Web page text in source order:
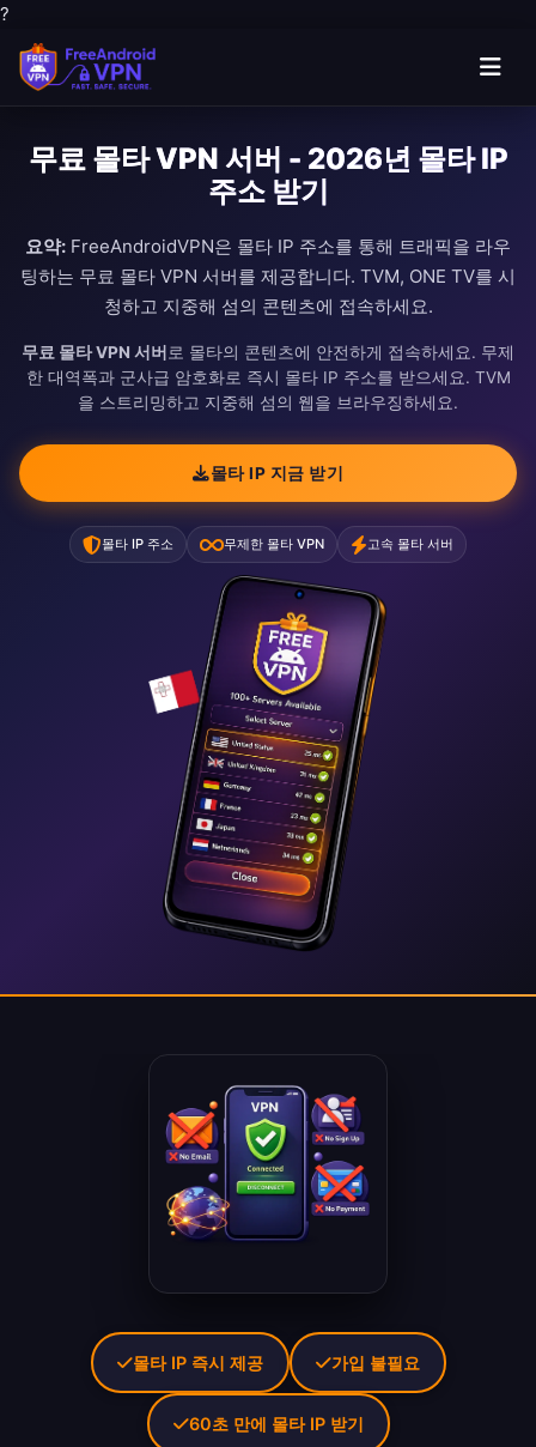
?
무료 몰타 VPN 서버 - 2026년 몰타 IP
주소 받기
요약: FreeAndroidVPN은 몰타 IP 주소를 통해 트래픽을 라우
팅하는 무료 몰타 VPN 서버를 제공합니다. TVM, ONE TV를 시
청하고 지중해 섬의 콘텐츠에 접속하세요.
무료 몰타 VPN 서버 로 몰타의 콘텐츠에 안전하게 접속하세요. 무제
한 대역폭과 군사급 암호화로 즉시 몰타 IP 주소를 받으세요. TVM
을 스트리밍하고 지중해 섬의 웹을 브라우징하세요.
몰타 IP 지금 받기
몰타 IP 주소 무제한 몰타 VPN 고속 몰타 서버
몰타 IP 즉시 제공 가입 불필요
60초 만에 몰타 IP 받기